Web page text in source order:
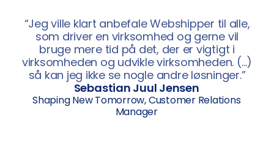
“Jeg ville klart anbefale Webshipper til alle,
som driver en virksomhed og gerne vil
bruge mere tid på det, der er vigtigt i
virksomheden og udvikle virksomheden. (…)
så kan jeg ikke se nogle andre løsninger.”
Sebastian Juul Jensen
Shaping New Tomorrow, Customer Relations
Manager